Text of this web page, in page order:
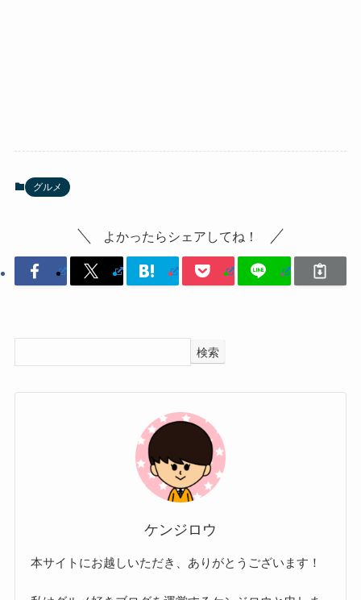
グルメ
よかったらシェアしてね！
検索
ケンジロウ
本サイトにお越しいただき、ありがとうございます！